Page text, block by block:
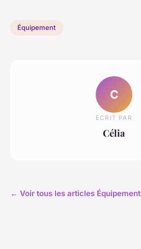
Équipement
C
ECRIT PAR
Célia
← Voir tous les articles Équipement